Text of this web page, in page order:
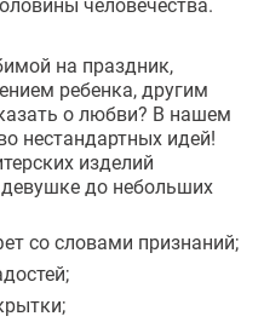
на праздник,
ребенка, другим
о любви? В нашем
нестандартных идей!
изделий
до небольших
со словами признаний;